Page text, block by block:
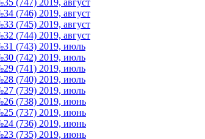
(746) 2019, август
(745) 2019, август
(744) 2019, август
(743) 2019, июль
(742) 2019, июль
(741) 2019, июль
(740) 2019, июль
(739) 2019, июль
(738) 2019, июнь
(737) 2019, июнь
(736) 2019, июнь
(735) 2019, июнь